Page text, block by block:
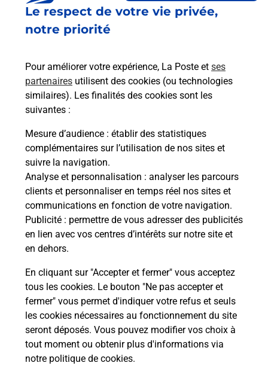
Le respect de votre vie privée,
notre priorité
Pour améliorer votre expérience, La Poste et ses
partenaires utilisent des cookies (ou technologies
similaires). Les finalités des cookies sont les
suivantes :
Mesure d’audience : établir des statistiques
complémentaires sur l’utilisation de nos sites et
suivre la navigation.
Analyse et personnalisation : analyser les parcours
clients et personnaliser en temps réel nos sites et
communications en fonction de votre navigation.
Publicité : permettre de vous adresser des publicités
en lien avec vos centres d’intérêts sur notre site et
en dehors.
En cliquant sur "Accepter et fermer" vous acceptez
tous les cookies. Le bouton "Ne pas accepter et
fermer" vous permet d'indiquer votre refus et seuls
les cookies nécessaires au fonctionnement du site
seront déposés. Vous pouvez modifier vos choix à
tout moment ou obtenir plus d'informations via
notre politique de cookies.
Boîte aux lettres La Poste
Avenue Pasteur
24400 Mussidan
Le lien s'ouvre dans un nouvel onglet
Boîte aux lettres La Poste
Prochaine collecte du courriersamedi à 09h00
5 Rue Raymond Villechanoux
24400 Mussidan
Le lien s'ouvre dans un nouvel onglet
Localiser Liste Boîtes aux lettres Dordogne Mussidan